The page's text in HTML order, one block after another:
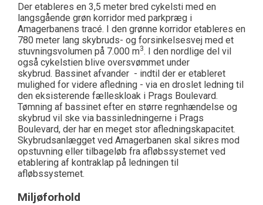
Der etableres en 3,5 meter bred cykelsti med en
langsgående grøn korridor med parkpræg i
Amagerbanens tracé. I den grønne korridor etableres en
780 meter lang skybruds- og forsinkelsesvej med et
stuvningsvolumen på 7.000 m3. I den nordlige del vil
også cykelstien blive oversvømmet under
skybrud. Bassinet afvander - indtil der er etableret
mulighed for videre afledning - via en droslet ledning til
den eksisterende fælleskloak i Prags Boulevard.
Tømning af bassinet efter en større regnhændelse og
skybrud vil ske via bassinledningerne i Prags
Boulevard, der har en meget stor afledningskapacitet.
Skybrudsanlægget ved Amagerbanen skal sikres mod
opstuvning eller tilbageløb fra afløbssystemet ved
etablering af kontraklap på ledningen til
afløbssystemet.
Miljøforhold